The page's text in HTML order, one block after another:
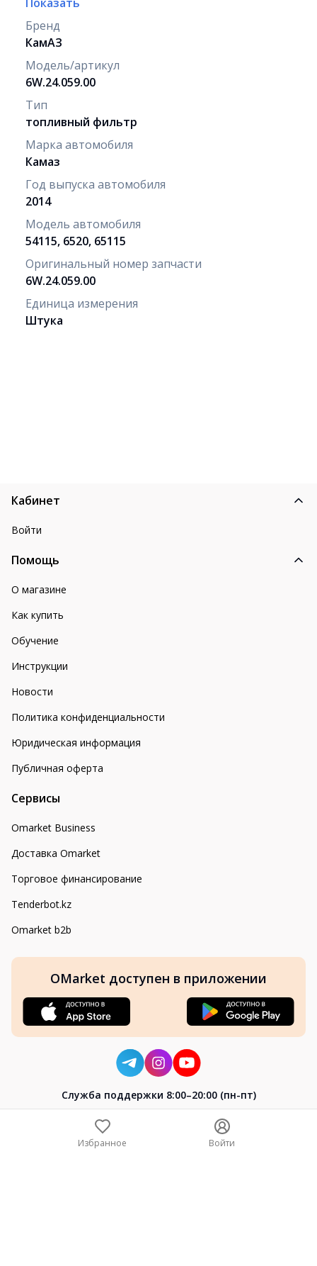
Бренд
КамАЗ
Модель/артикул
6W.24.059.00
Тип
топливный фильтр
Марка автомобиля
Камаз
Год выпуска автомобиля
2014
Модель автомобиля
54115, 6520, 65115
Оригинальный номер запчасти
6W.24.059.00
Единица измерения
Штука
Кабинет
Войти
Помощь
О магазине
Как купить
Обучение
Инструкции
Новости
Политика конфиденциальности
Юридическая информация
Публичная оферта
Сервисы
Omarket Business
Доставка Omarket
Торговое финансирование
Tenderbot.kz
Omarket b2b
OMarket доступен в приложении
Cлужба поддержки 8:00–20:00 (пн-пт)
Избранное Войти